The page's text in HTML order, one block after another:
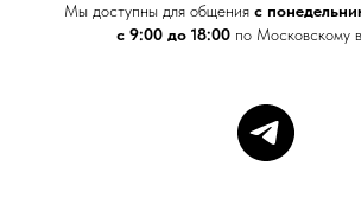
Мы доступны для общения с
с 9:00 до 18:00по Московскому